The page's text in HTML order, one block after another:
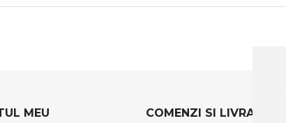
MEU COMENZI SI LIVRARE